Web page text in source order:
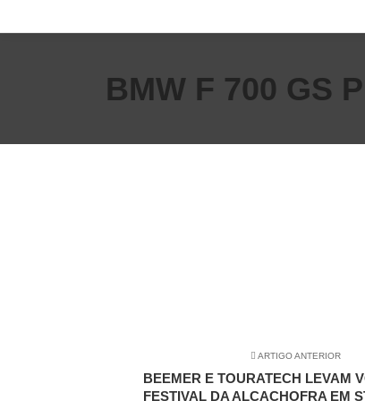
BMW F 700 GS
ARTIGO ANTERIOR
BEEMER E TOURATECH LEVAM
FESTIVAL DA ALCACHOFRA EM